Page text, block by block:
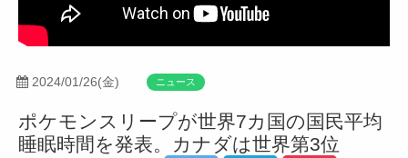
2024/01/26(金) ニュース
ポケモンスリープが世界7カ国の国民平均
睡眠時間を発表。カナダは世界第3位